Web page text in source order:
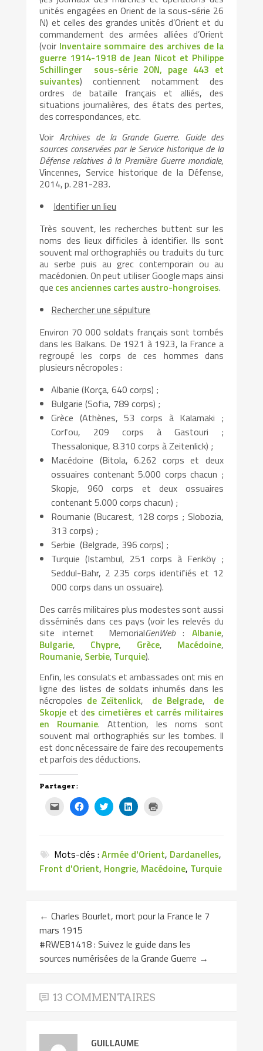
unités engagées en Orient de la sous-série 26
N) et celles des grandes unités d’Orient et du
commandement des armées alliées d’Orient
(voir Inventaire sommaire des archives de la
guerre 1914-1918 de Jean Nicot et Philippe
Schillinger sous-série 20N, page 443 et
suivantes) contiennent notamment des
ordres de bataille français et alliés, des
situations journalières, des états des pertes,
des correspondances, etc.
VoirArchives de la Grande Guerre. Guide des
sources conservées par le Service historique de la
Défense relatives à la Première Guerre mondiale,
Vincennes, Service historique de la Défense,
2014, p. 281-283.
Identifier un lieu
Très souvent, les recherches buttent sur les
noms des lieux difficiles à identifier. Ils sont
souvent mal orthographiés ou traduits du turc
au serbe puis au grec contemporain ou au
macédonien. On peut utiliser Google maps ainsi
que ces anciennes cartes austro-hongroises.
Rechercher une sépulture
Environ 70 000 soldats français sont tombés
dans les Balkans. De 1921 à 1923, la France a
regroupé les corps de ces hommes dans
plusieurs nécropoles :
Albanie (Korça, 640 corps) ;
Bulgarie (Sofia, 789 corps) ;
Grèce (Athènes, 53 corps à Kalamaki ;
Corfou, 209 corps à Gastouri ;
Thessalonique, 8.310 corps à Zeitenlick) ;
Macédoine (Bitola, 6.262 corps et deux
ossuaires contenant 5.000 corps chacun ;
Skopje, 960 corps et deux ossuaires
contenant 5.000 corps chacun) ;
Roumanie (Bucarest, 128 corps ; Slobozia,
313 corps) ;
Serbie (Belgrade, 396 corps) ;
Turquie (Istambul, 251 corps à Feriköy ;
Seddul-Bahr, 2 235 corps identifiés et 12
000 corps dans un ossuaire).
Des carrés militaires plus modestes sont aussi
disséminés dans ces pays (voir les relevés du
site internet MemorialGenWeb: Albanie,
Bulgarie, Chypre, Grèce, Macédoine,
Roumanie, Serbie, Turquie).
Enfin, les consulats et ambassades ont mis en
ligne des listes de soldats inhumés dans les
nécropoles de Zeïtenlick, de Belgrade, de
Skopje et des cimetières et carrés militaires
en Roumanie. Attention, les noms sont
souvent mal orthographiés sur les tombes. Il
est donc nécessaire de faire des recoupements
et parfois des déductions.
Partager :
Cliquez
pour
envoyer
un
ami(ouvre
dans
une
Cliquez
pour
partager
nouvelle
fenêtre)
Cliquez
pour
partager
nouvelle
fenêtre)
Cliquez
pour
nouvelle
fenêtre)
Mots-clés :Armée d'Orient, Dardanelles,
Front d'Orient, Hongrie, Macédoine, Turquie
← Charles Bourlet, mort pour la France le 7
mars 1915
#RWEB1418 : Suivez le guide dans les
sources numérisées de la Grande Guerre →
13 COMMENTAIRES
GUILLAUME